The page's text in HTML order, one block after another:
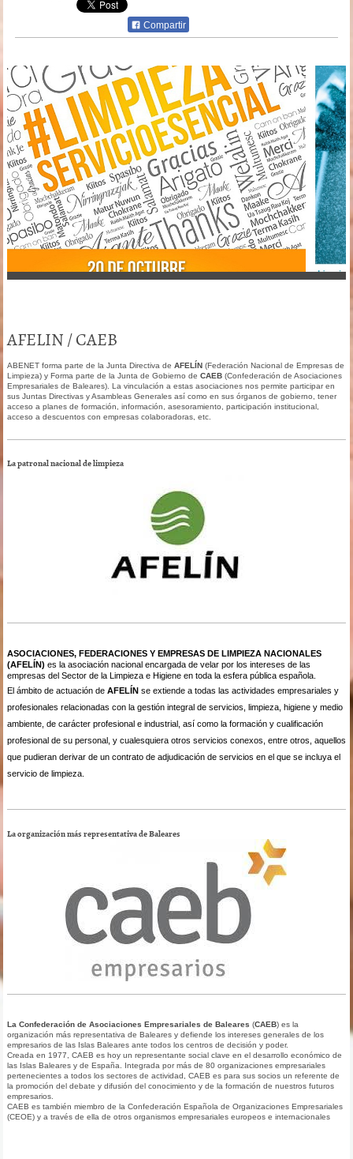
Compartir
AFELIN / CAEB
ABENET forma parte de la Junta Directiva de AFELÍN(Federación Nacional de Empresas de
Limpieza) y Forma parte de la Junta de Gobierno de CAEB(Confederación de Asociaciones
Empresariales de Baleares). La vinculación a estas asociaciones nos permite participar en
sus Juntas Directivas y Asambleas Generales así como en sus órganos de gobierno, tener
acceso a planes de formación, información, asesoramiento, participación institucional,
acceso a descuentos con empresas colaboradoras, etc.
La patronal nacional de limpieza
ASOCIACIONES, FEDERACIONES Y EMPRESAS DE LIMPIEZA NACIONALES
(AFELÍN) es la asociación nacional encargada de velar por los intereses de las
empresas del Sector de la Limpieza e Higiene en toda la esfera pública española.
El ámbito de actuación de AFELÍN se extiende a todas las actividades empresariales y
profesionales relacionadas con la gestión integral de servicios, limpieza, higiene y medio
ambiente, de carácter profesional e industrial, así como la formación y cualificación
profesional de su personal, y cualesquiera otros servicios conexos, entre otros, aquellos
que pudieran derivar de un contrato de adjudicación de servicios en el que se incluya el
servicio de limpieza.
La organización más representativa de Baleares
La Confederación de Asociaciones Empresariales de Baleares (CAEB) es la
organización más representativa de Baleares y defiende los intereses generales de los
empresarios de las Islas Baleares ante todos los centros de decisión y poder.
Creada en 1977, CAEB es hoy un representante social clave en el desarrollo económico de
las Islas Baleares y de España. Integrada por más de 80 organizaciones empresariales
pertenecientes a todos los sectores de actividad, CAEB es para sus socios un referente de
la promoción del debate y difusión del conocimiento y de la formación de nuestros futuros
empresarios.
CAEB es también miembro de la Confederación Española de Organizaciones Empresariales
(CEOE) y a través de ella de otros organismos empresariales europeos e internacionales